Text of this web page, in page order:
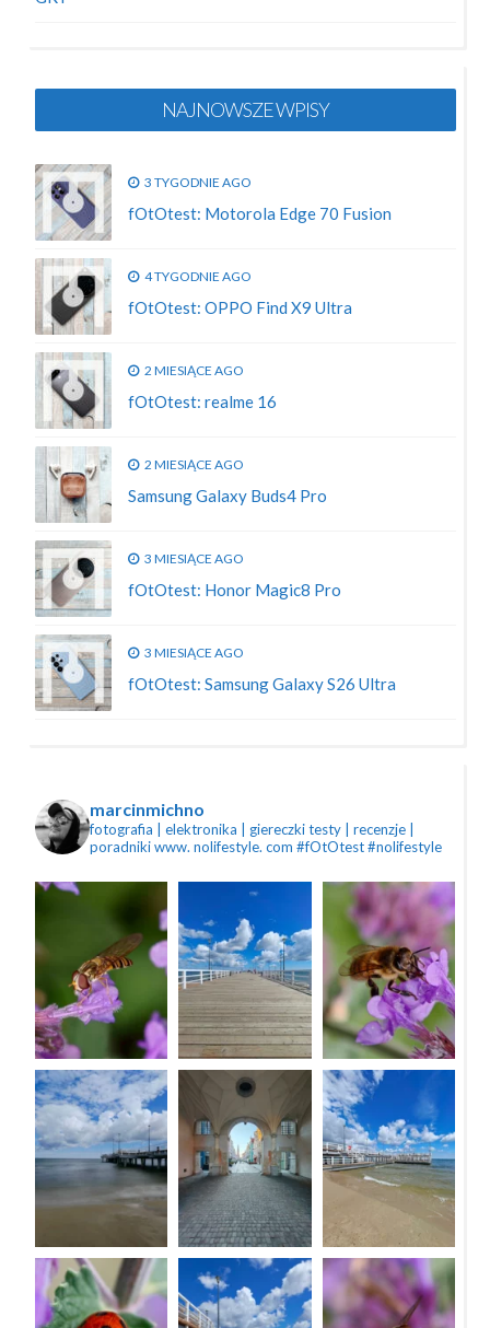
NAJNOWSZE WPISY
3 TYGODNIE AGO
fOtOtest: Motorola Edge 70 Fusion
4 TYGODNIE AGO
fOtOtest: OPPO Find X9 Ultra
2 MIESIĄCE AGO
fOtOtest: realme 16
2 MIESIĄCE AGO
Samsung Galaxy Buds4 Pro
3 MIESIĄCE AGO
fOtOtest: Honor Magic8 Pro
3 MIESIĄCE AGO
fOtOtest: Samsung Galaxy S26 Ultra
marcinmichno
fotografia | elektronika | giereczkitesty | recenzje |
poradnikiwww. nolifestyle. com #fOtOtest #nolifestyle